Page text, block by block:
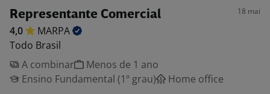
Representante Comercial 18 mai
4,0
MARPA
Todo Brasil
A combinar
Menos de 1 ano
Ensino Fundamental (1º grau)
Home office